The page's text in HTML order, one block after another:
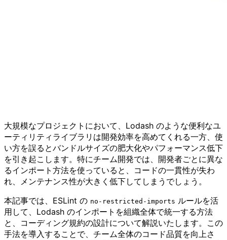
大規模なプロジェクトにおいて、Lodash のような便利なユ
ーティリティライブラリは開発効率を高めてくれる一方、使
い方を誤るとバンドルサイズの肥大化やパフォーマンス低下
を引き起こします。特にチーム開発では、開発者ごとに異な
るインポート方法を使っていると、コードの一貫性が失わ
れ、メンテナンス性が大きく低下してしまうでしょう。
本記事では、ESLint の no-restricted-imports ルールを活
用して、Lodash のインポートを組織全体で統一する方法
と、コーディング規約の設計について解説いたします。この
手法を導入することで、チーム全体のコード品質を向上さ